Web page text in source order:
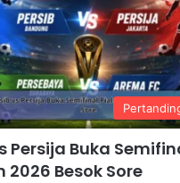
Persija Buka
2026 Besok Sore